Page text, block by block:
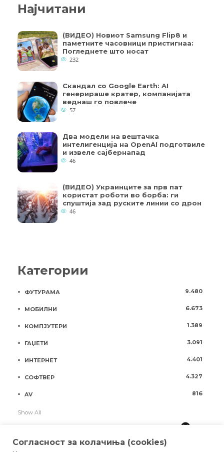
Најчитани
(ВИДЕО) Новиот Samsung Flip8 и
паметните часовници пристигнаа:
Погледнете што носат
232
Скандал со Google Earth: AI
генерираше кратер, компанијата
веднаш го повлече
57
Два модели на вештачка
интелигенција на OpenAI подготвиле
и извеле сајбернапад
46
(ВИДЕО) Украинците за прв пат
користат роботи во борба: ги
спуштија зад руските линии со дрон
46
Категории
ФУТУРАМА 9.480
МОБИЛНИ 6.673
КОМПЈУТЕРИ 1.389
ГАЏЕТИ 3.091
ИНТЕРНЕТ 4.401
СОФТВЕР 4.327
AV 816
Show All
Согласност за колачиња (cookies)